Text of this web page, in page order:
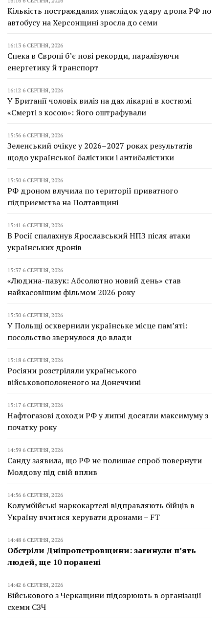
Кількість постраждалих унаслідок удару дрона РФ по
автобусу на Херсонщині зросла до семи
16:13 6 СЕРПНЯ, 2026
Спека в Європі б’є нові рекорди, паралізуючи
енергетику й транспорт
16:12 6 СЕРПНЯ, 2026
У Британії чоловік виліз на дах лікарні в костюмі
«Смерті з косою»: його оштрафували
15:56 6 СЕРПНЯ, 2026
Зеленський очікує у 2026–2027 роках результатів
щодо української балістики і антибалістики
15:50 6 СЕРПНЯ, 2026
РФ дроном влучила по території приватного
підприємства на Полтавщині
15:41 6 СЕРПНЯ, 2026
В Росії спалахнув Ярославський НПЗ після атаки
українських дронів
15:37 6 СЕРПНЯ, 2026
«Людина-павук: Абсолютно новий день» став
найкасовішим фільмом 2026 року
15:30 6 СЕРПНЯ, 2026
У Польщі осквернили українське місце пам’яті:
посольство звернулося до влади
15:18 6 СЕРПНЯ, 2026
Росіяни розстріляли українського
військовополоненого на Донеччині
15:17 6 СЕРПНЯ, 2026
Нафтогазові доходи РФ у липні досягли максимуму з
початку року
14:59 6 СЕРПНЯ, 2026
Санду заявила, що РФ не полишає спроб повернути
Молдову під свій вплив
14:56 6 СЕРПНЯ, 2026
Колумбійські наркокартелі відправляють бійців в
Україну вчитися керувати дронами – FT
14:48 6 СЕРПНЯ, 2026
Обстріли Дніпропетровщини: загинули п’ять
людей, ще 10 поранені
14:42 6 СЕРПНЯ, 2026
Військового з Черкащини підозрюють в організації
схеми СЗЧ